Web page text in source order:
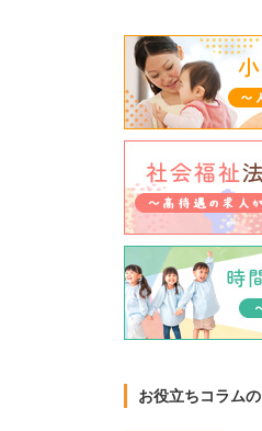
お役立ちコラム